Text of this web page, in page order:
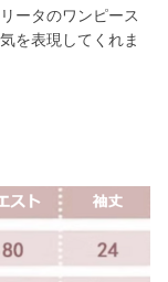
ータのワンピース
を表現してくれま